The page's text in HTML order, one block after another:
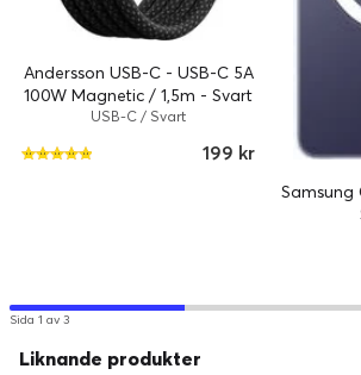
Andersson USB-C - USB-C 5A
100W Magnetic / 1,5m - Svart
USB-C / Svart
199 kr
Samsung
Sida 1 av 3
Liknande produkter